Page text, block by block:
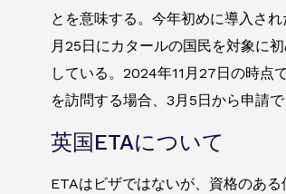
とを意味する。今年初めに導入さ
月25日にカタールの国民を対象に
している。2024年11月27日の時点
を訪問する場合、3月5日から申請で
英国ETAについて
ETAはビザではないが、資格のあ